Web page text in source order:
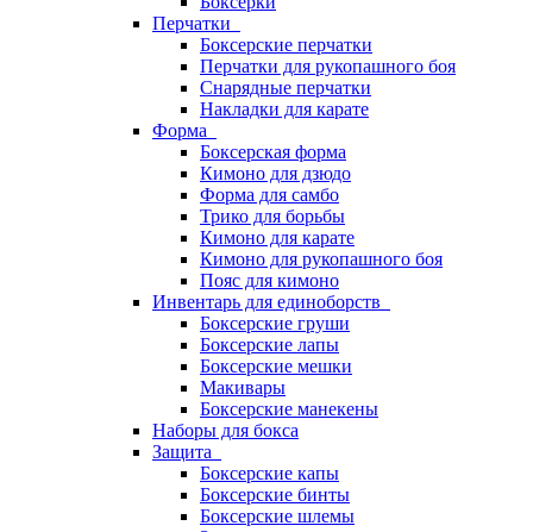
Перчатки
Боксерские перчатки
Перчатки для рукопашного боя
Снарядные перчатки
Накладки для карате
Форма
Боксерская форма
Кимоно для дзюдо
Форма для самбо
Трико для борьбы
Кимоно для карате
Кимоно для рукопашного боя
Пояс для кимоно
Инвентарь для единоборств
Боксерские груши
Боксерские лапы
Боксерские мешки
Макивары
Боксерские манекены
Наборы для бокса
Защита
Боксерские капы
Боксерские бинты
Боксерские шлемы